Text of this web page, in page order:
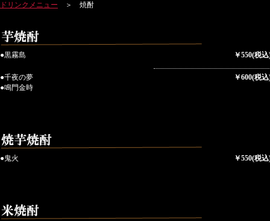
ドリンクメニュー ＞ 焼酎
●黒霧島 ￥550(税
●千夜の夢
￥600(税
●鳴門金時
●鬼火 ￥550(税